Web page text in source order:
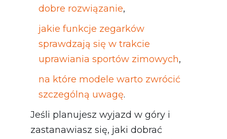
dobre rozwiązanie,
jakie funkcje zegarków
sprawdzają się w trakcie
uprawiania sportów zimowych,
na które modele warto zwrócić
szczególną uwagę.
Jeśli planujesz wyjazd w góry i
zastanawiasz się, jaki dobrać